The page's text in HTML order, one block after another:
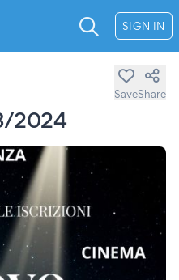
SIGN IN
2024
SaveShare